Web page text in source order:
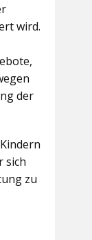
wird.
der
sich
zu